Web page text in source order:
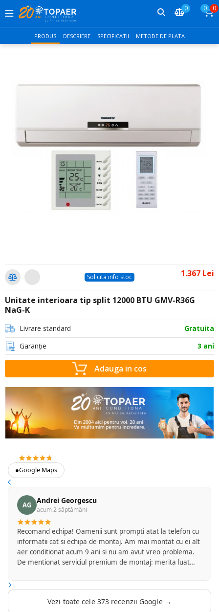
0 0 0
PRODUS DESCRIERE SPECIFICATII METODE DE PLATA
Solicita info stoc 1.367 Lei
Unitate interioara tip split 12000 BTU GMV-R36G
NaG-K
Livrare standard
Gratuita
Garanție
3 ani
Adauga in cos
●Google Maps
AG Andrei Georgescu
acum 2 săptămâni
Recomand echipa! Oamenii sunt prompti atat la telefon cu
informatii cat si echipa de montaj. Am mai montat cu ei alt
aer conditionat acum 9 ani si nu am avut vreo problema.
De mentionat serviciul premium de montaj: merita luat
Vezi toate cele 373 recenzii Google →